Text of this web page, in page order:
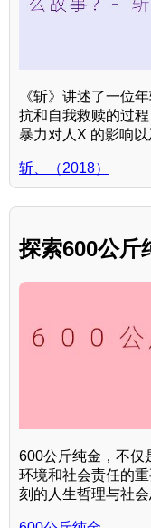
《斩》讲述了一位
抗和自我救赎的过
暴力对人X 的影响以
斩、（2018）
探索600公斤
600公斤纯金，不仅
环境和社会责任的
刻的人生哲理与社会